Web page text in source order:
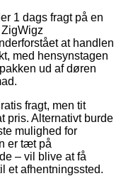
1 dags fragt på en
at handlen
med hensynstagen
ud af døren
fragt, men tit
pris. Alternativt burde
mulighed for
er tæt på
– vil blive at få
et afhentningssted.